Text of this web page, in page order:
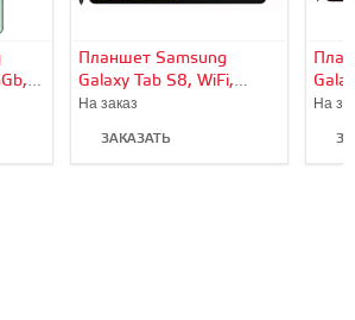
Планшет Samsung
Galaxy Tab S8, WiFi,
128Gb, Серебро
На заказ
ЗАКАЗАТЬ
На